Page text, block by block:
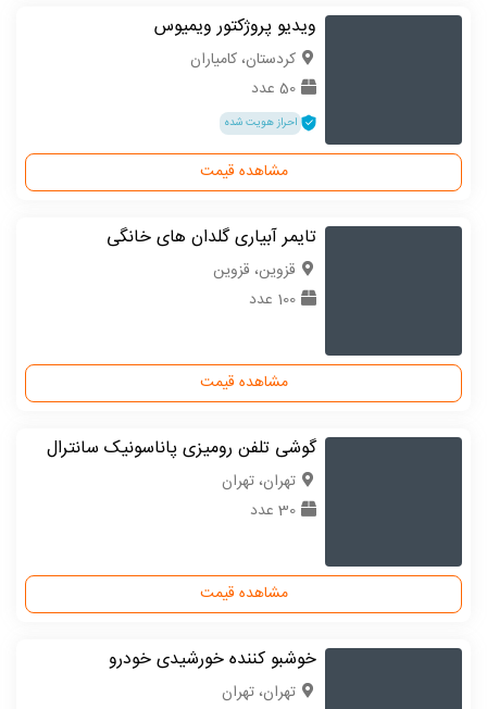
ویدیو پروژکتور ویمیوس
كردستان، کامیاران
50 عدد
احراز هویت شده
مشاهده قیمت
تایمر آبیاری گلدان های خانگی
قزوین، قزوین
100 عدد
مشاهده قیمت
گوشی تلفن رومیزی پاناسونیک سانترال
تهران، تهران
30 عدد
مشاهده قیمت
خوشبو کننده خورشیدی خودرو
تهران، تهران